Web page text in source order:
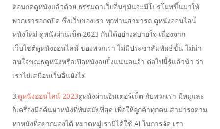
ตอนกดดูหนังแล้วด้วย ธรรมดาเว็บอื่นๆมันจะมีโปรโมทขึ้นมาให้
พวกเรารอกดปิด ซึ่งเว็บของเรา ทุกท่านสามารถ ดูหนังออนไลน์
หนังใหม่ ดูหนังผ่านเน็ต 2023 กันได้อย่างสบายใจ เนื่องจาก
เว็บไซต์ดูหนังออนไลน์ ของพวกเรา ไม่มีประชาสัมพันธ์ขั้น ไม่น่า
สนใจขณธดูหนังหรือเปิดหนังอยปิ้งแน่นอนจ้า ต่อไปนี้รู้แล้วน้า ว่า
เราไม่เสมือนเว็บอื่นยังไง!
3.ดูหนังออนไลน์ 2023ดูหนังผ่านอินเตอร์เน็ต กับพวกเรา มีหมู่และ
ก็เครื่องมือค้นหาหนังที่ทันสมัยที่สุด เพื่อให้ลูกค้าทุกคน สามารถตาม
หาหนังที่อยากมองได้ หมวดหมู่เรามิได้ใช้ AI ในการจัด เรา